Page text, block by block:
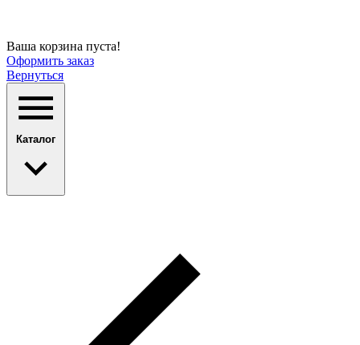
Ваша корзина пуста!
Оформить заказ
Вернуться
Каталог